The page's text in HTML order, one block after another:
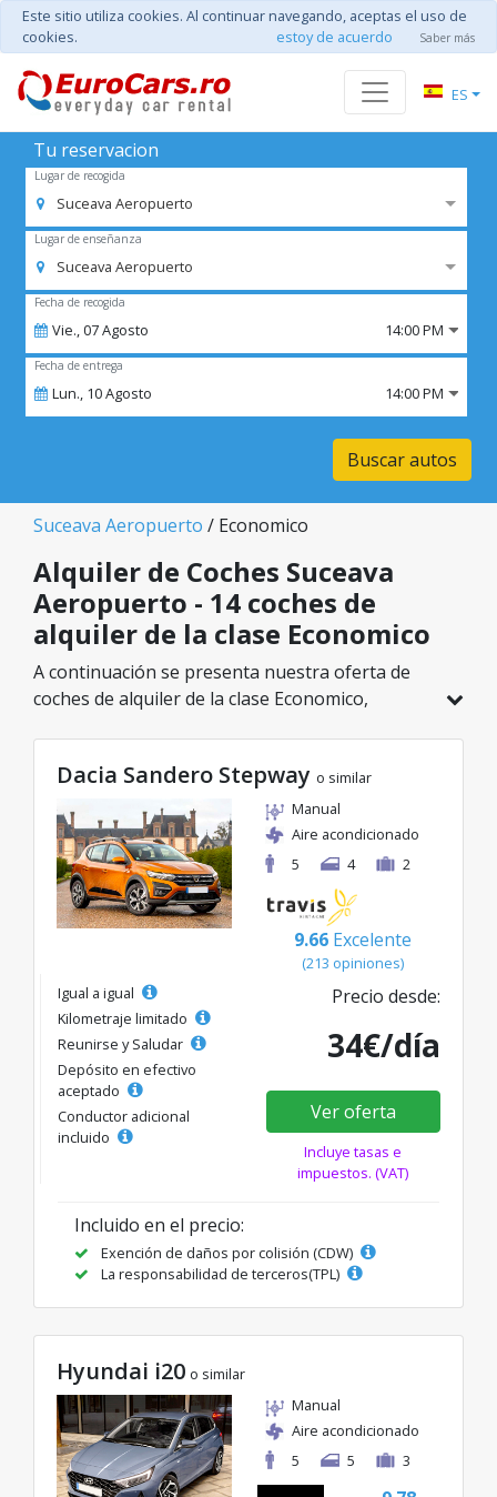
Este sitio utiliza cookies. Al continuar navegando, aceptas el uso de
cookies.
estoy de acuerdo Saber más
ES
Tu reservacion
Lugar de recogida
Suceava Aeropuerto
Lugar de enseñanza
Suceava Aeropuerto
Fecha de recogida
Vie.,07Agosto 14:00 PM
Fecha de entrega
Lun., 10Agosto 14:00 PM
Buscar autos
Suceava Aeropuerto / Economico
Alquiler de Coches Suceava
Aeropuerto - 14 coches de
alquiler de la clase Economico
A continuación se presenta nuestra oferta de
coches de alquiler de la clase Economico,
el modelo ideal de la categoría seleccionada, con
tarifas excelentes desde solo 21€/día.
Dacia Sandero Stepway o similar
Manual
Aire acondicionado
5
4 2
9.66 Excelente
(213 opiniones)
Igual a igual
Kilometraje limitado
Reunirse y Saludar
Depósito en efectivo
aceptado
Conductor adicional
incluido
Precio desde:
34€/día
Ver oferta
Incluye tasas e
impuestos. (VAT)
Incluido en el precio:
Exención de daños por colisión (CDW)
La responsabilidad de terceros(TPL)
Hyundai i20 o similar
Manual
Aire acondicionado
5
5 3